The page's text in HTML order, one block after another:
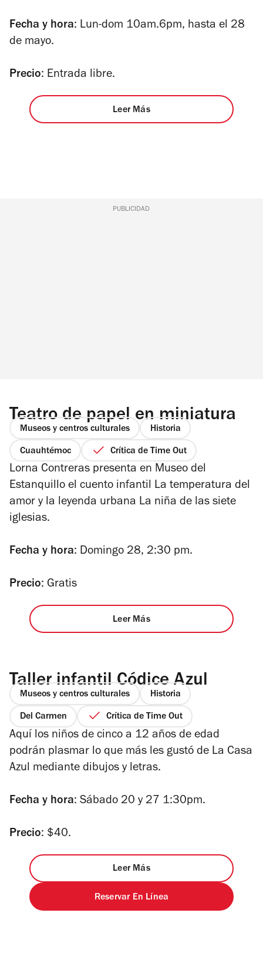
Fecha y hora: Lun-dom 10am.6pm, hasta el 28
de mayo.
Precio: Entrada libre.
Leer Más
PUBLICIDAD
Teatro de papel en miniatura
Museos y centros culturales Historia
Cuauhtémoc Crítica de Time Out
Lorna Contreras presenta en Museo del
Estanquillo el cuento infantil La temperatura del
amor y la leyenda urbana La niña de las siete
iglesias.
Fecha y hora: Domingo 28, 2:30 pm.
Precio: Gratis
Leer Más
Taller infantil Códice Azul
Museos y centros culturales Historia
Del Carmen Crítica de Time Out
Aquí los niños de cinco a 12 años de edad
podrán plasmar lo que más les gustó de La Casa
Azul mediante dibujos y letras.
Fecha y hora: Sábado 20 y 27 1:30pm.
Precio: $40.
Leer Más
Reservar En Línea